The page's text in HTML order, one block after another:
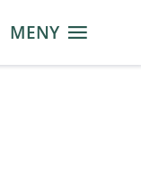
MENY